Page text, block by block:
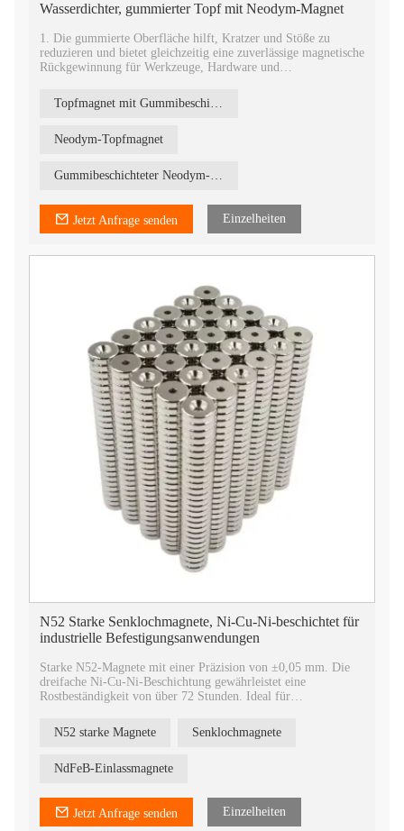
Wasserdichter, gummierter Topf mit Neodym-Magnet
1. Die gummierte Oberfläche hilft, Kratzer und Stöße zu
reduzieren und bietet gleichzeitig eine zuverlässige magnetische
Rückgewinnung für Werkzeuge, Hardware und
2. Konzipiert für nasse, schlammige Umgebungen und den
Einsatz im Freien, mit einer schützenden Gummischicht und
Topfmagnet mit Gummibeschichtung
Neodym-Topfmagnet
Gummibeschichteter Neodym-Magnet
Jetzt Anfrage senden Einzelheiten
N52 Starke Senklochmagnete, Ni-Cu-Ni-beschichtet für
industrielle Befestigungsanwendungen
Starke N52-Magnete mit einer Präzision von ±0,05 mm. Die
dreifache Ni-Cu-Ni-Beschichtung gewährleistet eine
Rostbeständigkeit von über 72 Stunden. Ideal für
N52 starke Magnete
Senklochmagnete
NdFeB-Einlassmagnete
Jetzt Anfrage senden Einzelheiten